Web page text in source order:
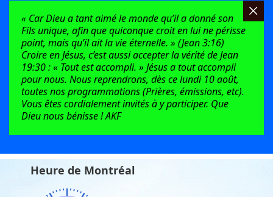
« Car Dieu a tant aimé le monde qu’il a donné son
Fils unique, afin que quiconque croit en lui ne périsse
point, mais qu’il ait la vie éternelle. » (Jean 3:16)
Croire en Jésus, c’est aussi accepter la vérité de Jean
19:30 : « Tout est accompli. » Jésus a tout accompli
pour nous. Nous reprendrons, dès ce lundi 10 août,
toutes nos programmations (Prières, émissions, etc).
Vous êtes cordialement invités à y participer. Que
Dieu nous bénisse ! AKF
Heure de Montréal